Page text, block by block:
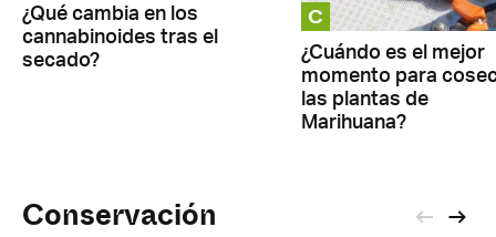
¿Qué cambia en los
cannabinoides tras el
secado?
C
¿Cuándo es el mejor
momento para
las plantas de
Marihuana?
Conservación